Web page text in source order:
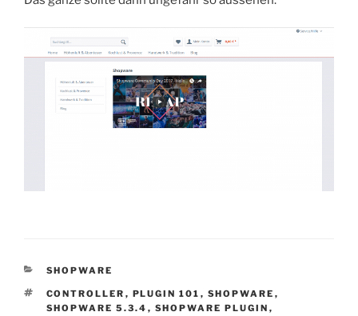
KATEGORIEN
SHOPWARE
SCHLAGWÖRTER
CONTROLLER , PLUGIN 101 , SHOPWARE ,
SHOPWARE 5.3.4 , SHOPWARE PLUGIN ,